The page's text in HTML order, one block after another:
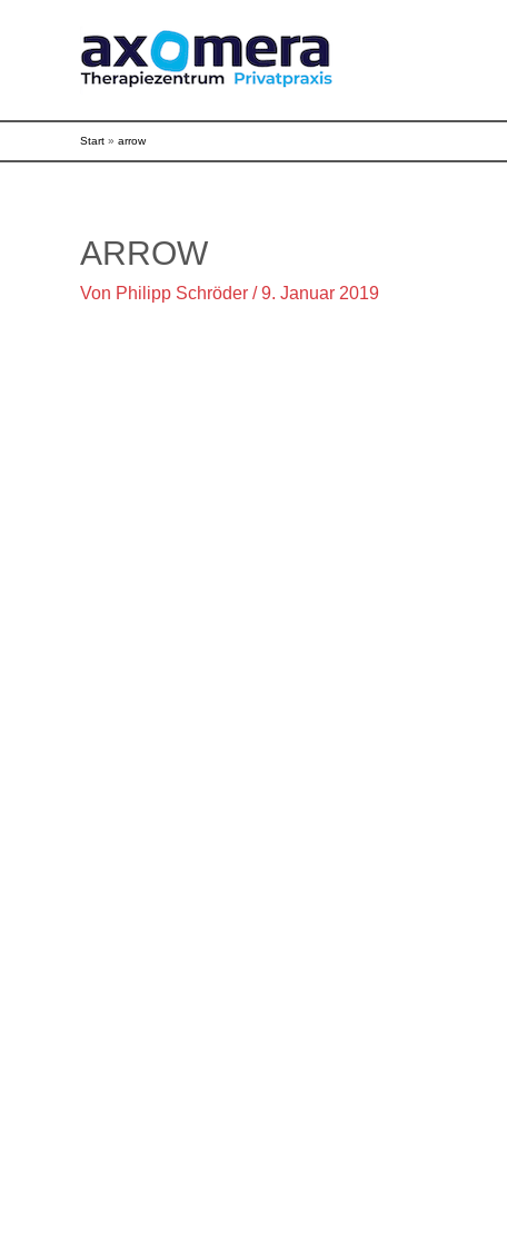
Start arrow
ARROW
Von Philipp Schröder /9. Januar 2019